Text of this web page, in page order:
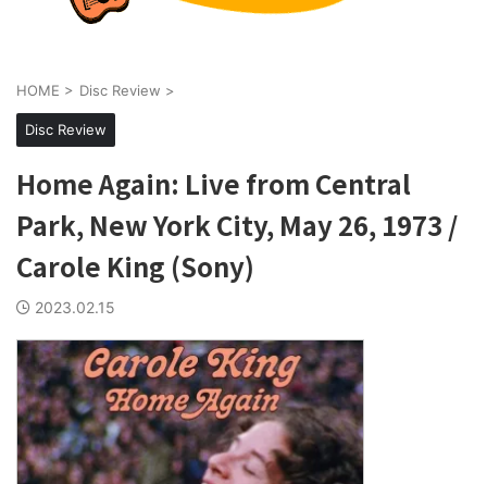
HOME > Disc Review >
Disc Review
Home Again: Live from Central
Park, New York City, May 26, 1973 /
Carole King (Sony)
2023.02.15